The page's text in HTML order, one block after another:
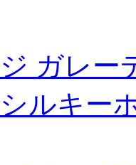
ガレー
ルキー